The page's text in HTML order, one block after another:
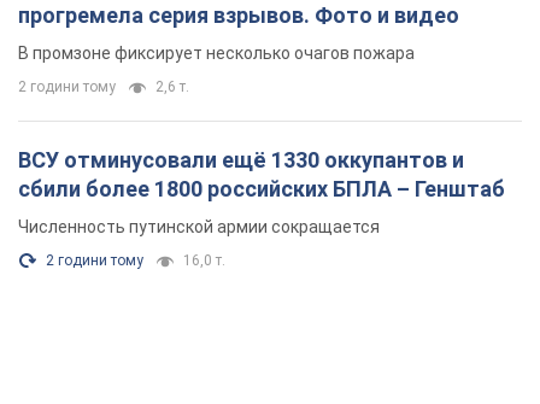
прогремела серия взрывов. Фото и видео
В промзоне фиксирует несколько очагов пожара
2 години тому 2,6 т.
ВСУ отминусовали ещё 1330 оккупантов и
сбили более 1800 российских БПЛА – Генштаб
Численность путинской армии сокращается
2 години тому 16,0 т.